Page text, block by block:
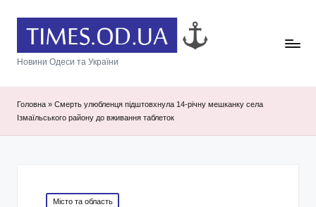
Новини Одеси та України
Головна » Смерть улюбленця підштовхнула 14‑річну мешканку села
Ізмаїльського району до вживання таблеток
Posted
Місто та область